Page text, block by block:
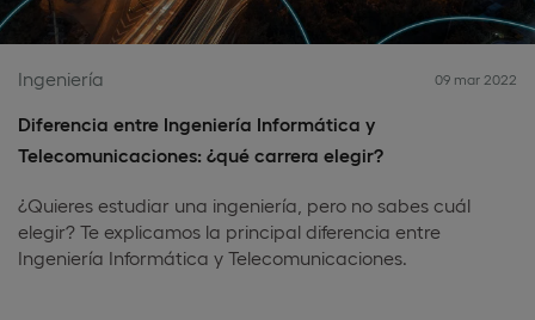
Ingeniería 09 mar 2022
Diferencia entre Ingeniería Informática y
Telecomunicaciones: ¿qué carrera elegir?
¿Quieres estudiar una ingeniería, pero no sabes cuál
elegir? Te explicamos la principal diferencia entre
Ingeniería Informática y Telecomunicaciones.